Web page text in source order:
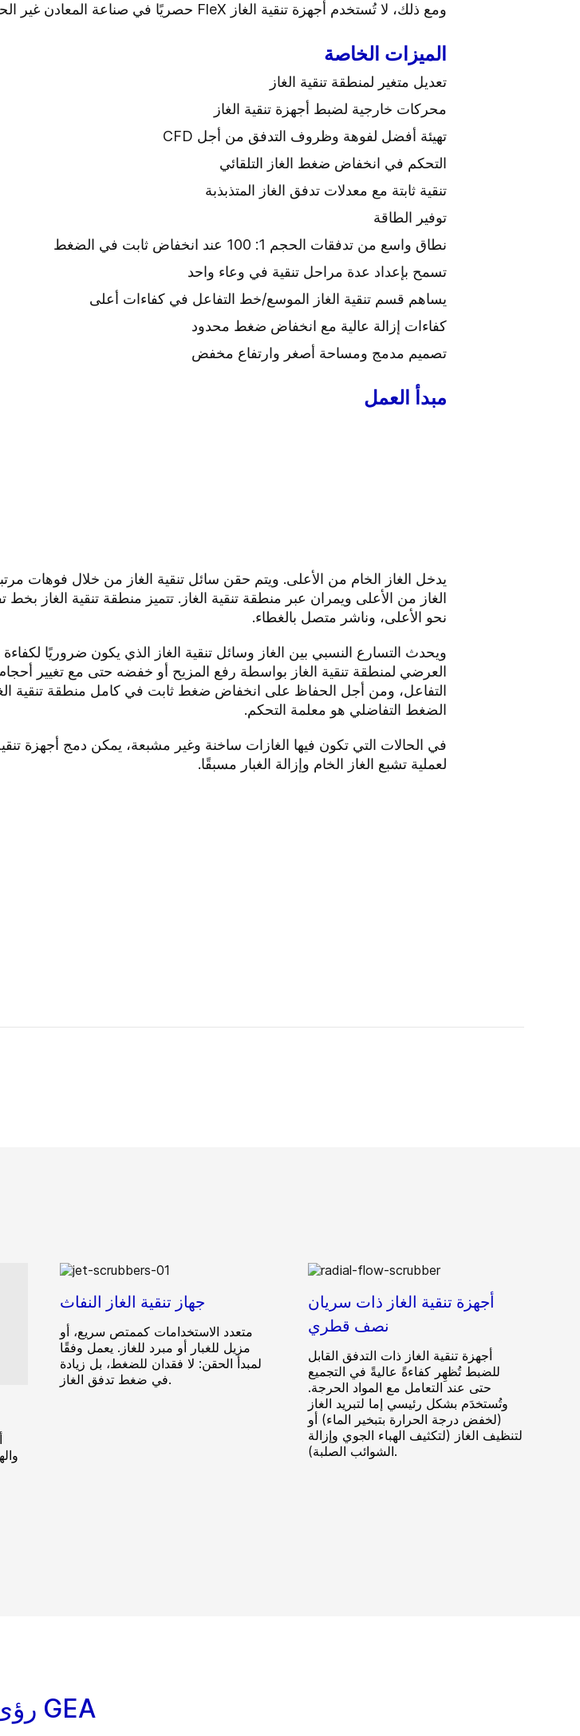
ومع ذلك، لا تُستخدم أجهزة تنقية الغاز FleX حصريًا في صناعة المعادن غير الحديدية.
الميزات الخاصة
تعديل متغير لمنطقة تنقية الغاز
محركات خارجية لضبط أجهزة تنقية الغاز
تهيئة أفضل لفوهة وظروف التدفق من أجل CFD
التحكم في انخفاض ضغط الغاز التلقائي
تنقية ثابتة مع معدلات تدفق الغاز المتذبذبة
توفير الطاقة
نطاق واسع من تدفقات الحجم 1: 100 عند انخفاض ثابت في الضغط
تسمح بإعداد عدة مراحل تنقية في وعاء واحد
يساهم قسم تنقية الغاز الموسع/خط التفاعل في كفاءات أعلى
كفاءات إزالة عالية مع انخفاض ضغط محدود
تصميم مدمج ومساحة أصغر وارتفاع مخفض
مبدأ العمل
يدخل الغاز الخام من الأعلى. ويتم حقن سائل تنقية الغاز من خلال فوهات
الغاز من الأعلى ويمران عبر منطقة تنقية الغاز. تتميز منطقة تنقية
نحو الأعلى، وناشر متصل بالغطاء.
ويحدث التسارع النسبي بين الغاز وسائل تنقية الغاز الذي يكون ضروريًا
العرضي لمنطقة تنقية الغاز بواسطة رفع المزيح أو خفضه حتى مع تغيير
التفاعل، ومن أجل الحفاظ على انخفاض ضغط ثابت في كامل منطقة تنقية
الضغط التفاضلي هو معلمة التحكم.
في الحالات التي تكون فيها الغازات ساخنة وغير مشبعة، يمكن دمج أجهزة
لعملية تشبع الغاز الخام وإزالة الغبار مسبقًا.
جهاز تنقية الغاز النفاث
متعدد الاستخدامات كممتص سريع، أو
مزيل للغبار أو مبرد للغاز. يعمل وفقًا
لمبدأ الحقن: لا فقدان للضغط، بل زيادة
في ضغط تدفق الغاز.
أجهزة تنقية الغاز ذات سريان
نصف قطري
أجهزة تنقية الغاز ذات التدفق القابل
للضبط تُظهِر كفاءةً عاليةً في التجميع
حتى عند التعامل مع المواد الحرجة.
وتُستخدَم بشكل رئيسي إما لتبريد الغاز
(لخفض درجة الحرارة بتبخير الماء) أو
لتنظيف الغاز (لتكثيف الهباء الجوي وإزالة
الشوائب الصلبة).
رؤى GEA